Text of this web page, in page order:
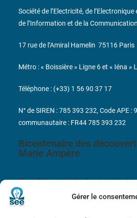
Gérer le
Bicentenaire des
Marie Ampère
Conditions Générales de
Société de l’Electricité, de
de l’Information et de la Communication
17 rue de l’Amiral Hamelin 75116 Paris
Métro : « Boissière » Ligne 6 et « Iéna »
Téléphone : (+33) 1 56 90 37 17
N° de SIREN : 785 393 232, Code APE :
communautaire : FR44 785 393 232